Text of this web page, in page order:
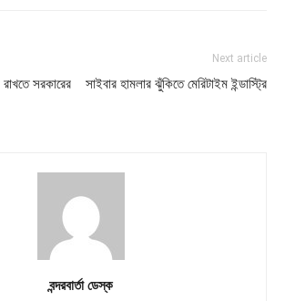
সরকারের
Next article
সাইবার হামলার ঝুঁকিতে মেরিটাইম ইন্ডাস্ট্রি
বন্দরবার্তা ডেস্ক